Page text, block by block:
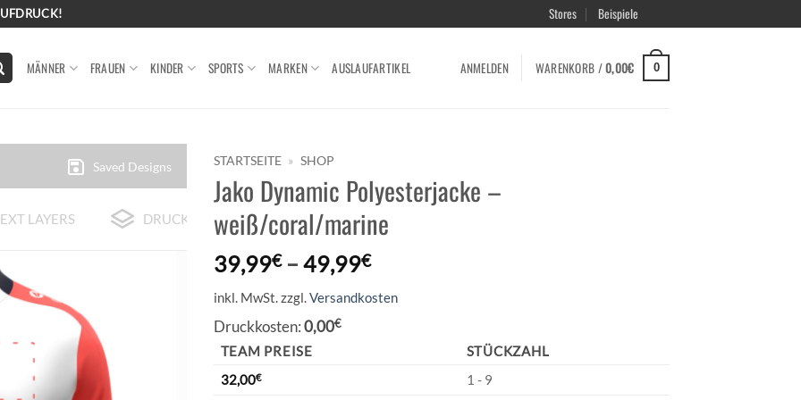
Stores Beispiele
MÄNNER FRAUEN KINDER SPORTS MARKEN AUSLAUFARTIKEL ANMELDEN WARENKORB /0,00€ 0
Saved Designs
LAYERS DRUCK-BEISPIELE
STARTSEITE » SHOP
Jako Dynamic Polyesterjacke –
weiß/coral/marine
39,99€– 49,99€
inkl. MwSt.zzgl.Versandkosten
Druckkosten:0,00€
TEAM PREISE
STÜCKZAHL
32,00€
1 - 9